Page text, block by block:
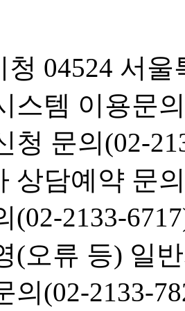
04524 서
스템 이용문
청 문의(02-
상담예약 문
(02-2133-
(오류 등) 일
의(02-2133-